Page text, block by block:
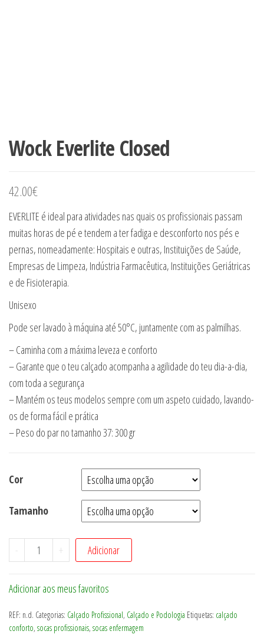
Wock Everlite Closed
42.00€
EVERLITE é ideal para atividades nas quais os profissionais passam
muitas horas de pé e tendem a ter fadiga e desconforto nos pés e
pernas, nomeadamente: Hospitais e outras, Instituições de Saúde,
Empresas de Limpeza, Indústria Farmacêutica, Instituições Geriátricas
e de Fisioterapia.
Unisexo
Pode ser lavado à máquina até 50°C, juntamente com as palmilhas.
– Caminha com a máxima leveza e conforto
– Garante que o teu calçado acompanha a agilidade do teu dia-a-dia,
com toda a segurança
– Mantém os teus modelos sempre com um aspeto cuidado, lavando-
os de forma fácil e prática
– Peso do par no tamanho 37: 300 gr
Cor
Tamanho
-
Quantidade
de
Everlite
Closed
+ Adicionar
Adicionar aos meus favoritos
REF: n.d. Categorias: Calçado Profissional, Calçado e Podologia Etiquetas: calçado
conforto, socas profissionais, socas enfermagem